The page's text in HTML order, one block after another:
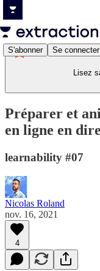
S'abonner Se connecter
Lisez
Préparer et
en ligne en
learnability #07
Nicolas Roland
nov. 16, 2021
4